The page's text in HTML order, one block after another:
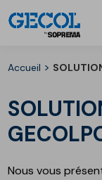
Accueil >
SOLUTIONS POUR PISCINES -
Nous vous